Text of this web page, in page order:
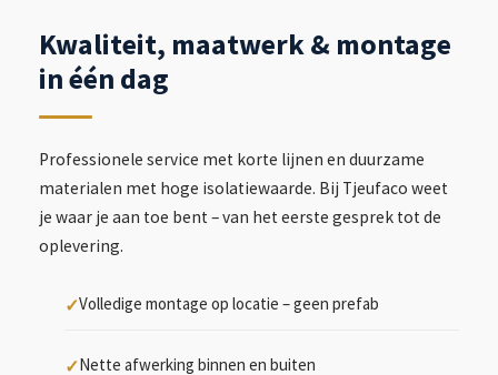
Kwaliteit, maatwerk & montage
in één dag
Professionele service met korte lijnen en duurzame
materialen met hoge isolatiewaarde. Bij Tjeufaco weet
je waar je aan toe bent – van het eerste gesprek tot de
oplevering.
Volledige montage op locatie – geen prefab
Nette afwerking binnen en buiten